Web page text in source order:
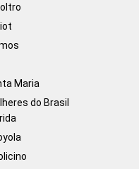
Maria
do Brasil